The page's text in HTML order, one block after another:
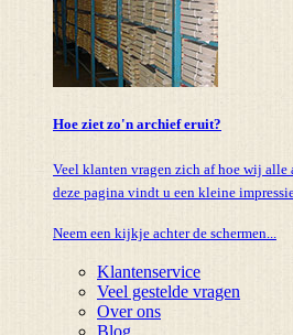
Hoe ziet zo'n archief eruit?
Veel klanten vragen zich af hoe wij alle
deze pagina vindt u een kleine
Neem een kijkje achter de schermen...
Klantenservice
Veel gestelde vragen
Over ons